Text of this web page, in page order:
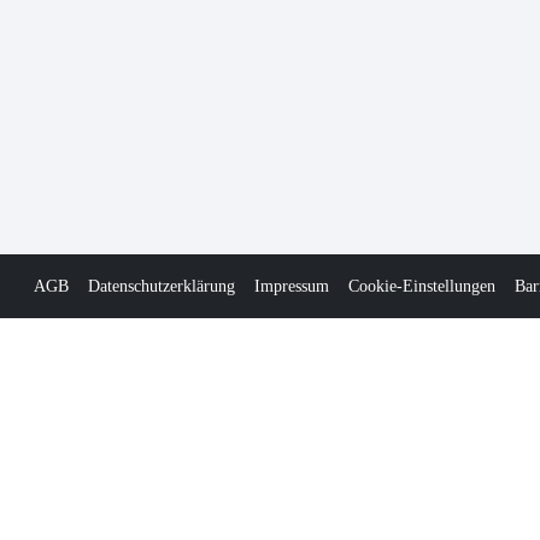
AGB Datenschutzerklärung Impressum Cookie-Einstellungen